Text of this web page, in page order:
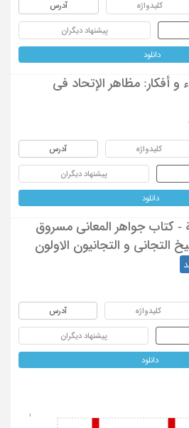
کلیدواژه آدرس
پیشنهاد دیگران
دانلود
و أفکار: مظاهر الإتحاد فی
کلیدواژه آدرس
پیشنهاد دیگران
دانلود
- کتاب جواهر المعانی مسروق
التجانی و التجانیون الاولون
کلیدواژه آدرس
پیشنهاد دیگران
دانلود
1